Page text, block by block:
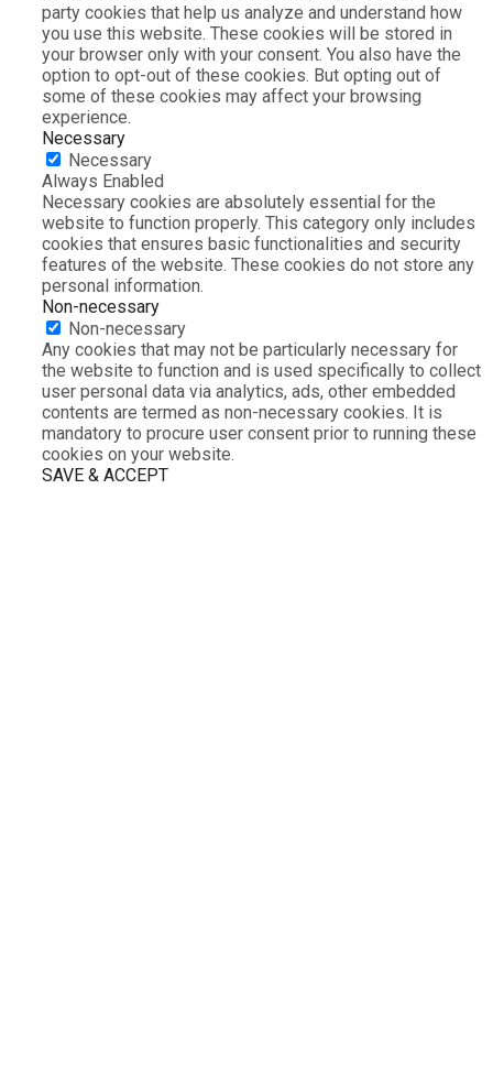
party cookies that help us analyze and understand how
you use this website. These cookies will be stored in
your browser only with your consent. You also have the
option to opt-out of these cookies. But opting out of
some of these cookies may affect your browsing
experience.
Necessary
Necessary
Always Enabled
Necessary cookies are absolutely essential for the
website to function properly. This category only includes
cookies that ensures basic functionalities and security
features of the website. These cookies do not store any
personal information.
Non-necessary
Non-necessary
Any cookies that may not be particularly necessary for
the website to function and is used specifically to collect
user personal data via analytics, ads, other embedded
contents are termed as non-necessary cookies. It is
mandatory to procure user consent prior to running these
cookies on your website.
SAVE & ACCEPT